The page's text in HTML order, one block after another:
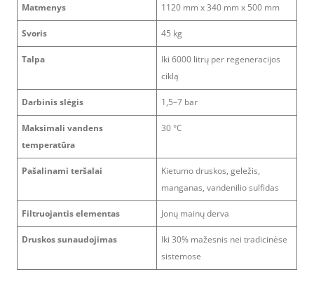
Matmenys 1120 mm x 340 mm x 500 mm
Svoris 45 kg
Talpa
Iki 6000 litrų per regeneracijos
ciklą
Darbinis slėgis 1,5–7 bar
Maksimali vandens
temperatūra
30 °C
Pašalinami teršalai
Kietumo druskos, geležis,
manganas, vandenilio sulfidas
Filtruojantis elementas Jonų mainų derva
Druskos sunaudojimas
Iki 30% mažesnis nei tradicinėse
sistemose